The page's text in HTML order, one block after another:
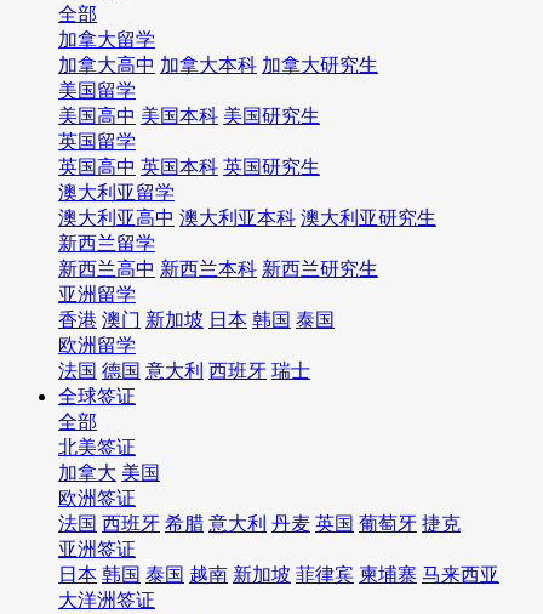
全部
加拿大留学
加拿大高中 加拿大本科 加拿大研究生
美国留学
美国高中 美国本科 美国研究生
英国留学
英国高中 英国本科 英国研究生
澳大利亚留学
澳大利亚高中 澳大利亚本科 澳大利亚研究生
新西兰留学
新西兰高中 新西兰本科 新西兰研究生
亚洲留学
香港 澳门 新加坡 日本 韩国 泰国
欧洲留学
法国 德国 意大利 西班牙 瑞士
全球签证
全部
北美签证
加拿大 美国
欧洲签证
法国 西班牙 希腊 意大利 丹麦 英国 葡萄牙 捷克
亚洲签证
日本 韩国 泰国 越南 新加坡 菲律宾 柬埔寨 马来西亚
大洋洲签证